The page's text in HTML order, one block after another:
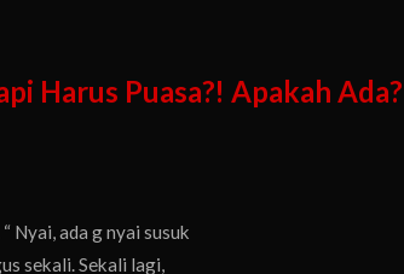
Harus Puasa?! Apakah Ada?
Nyai, ada g nyai susuk
sekali. Sekali lagi,